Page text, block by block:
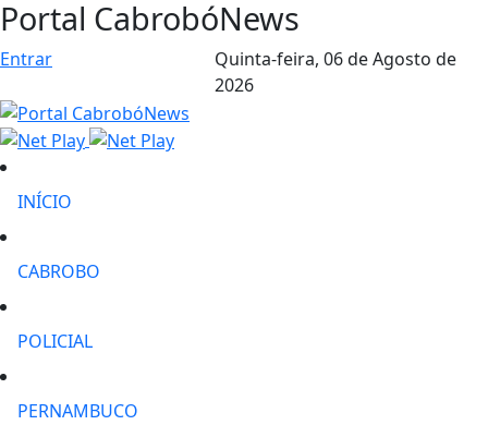
Portal CabrobóNews
Entrar Quinta-feira, 06 de Agosto de
2026
INÍCIO
CABROBO
POLICIAL
PERNAMBUCO